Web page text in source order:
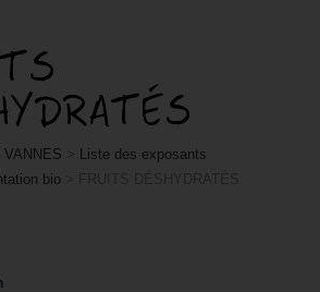
VANNES
Liste des exposants
bio